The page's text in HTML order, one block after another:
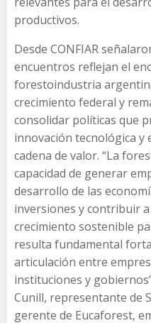
productivos.
Desde CONFIAR
encuentros reflejan el
forestoindustria
crecimiento federal y
consolidar políticas que
innovación tecnológica y
cadena de valor. “La
capacidad de generar
desarrollo de las
inversiones y contribuir
crecimiento sostenible
resulta fundamental
articulación entre
instituciones y
Cunill, representante de
gerente de Eucaforest,